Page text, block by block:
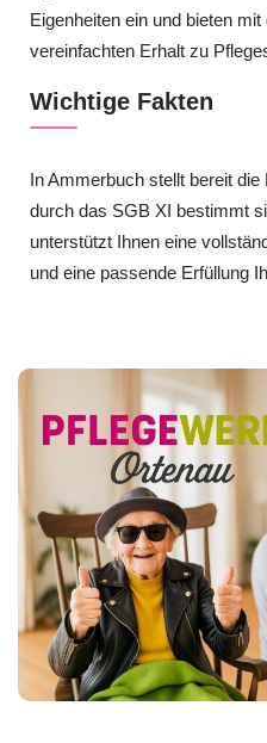
Eigenheiten ein und bieten
vereinfachten Erhalt zu
Wichtige Fakten
In Ammerbuch stellt bereit
durch das SGB XI bestimmt
unterstützt Ihnen eine
und eine passende Erfüllung